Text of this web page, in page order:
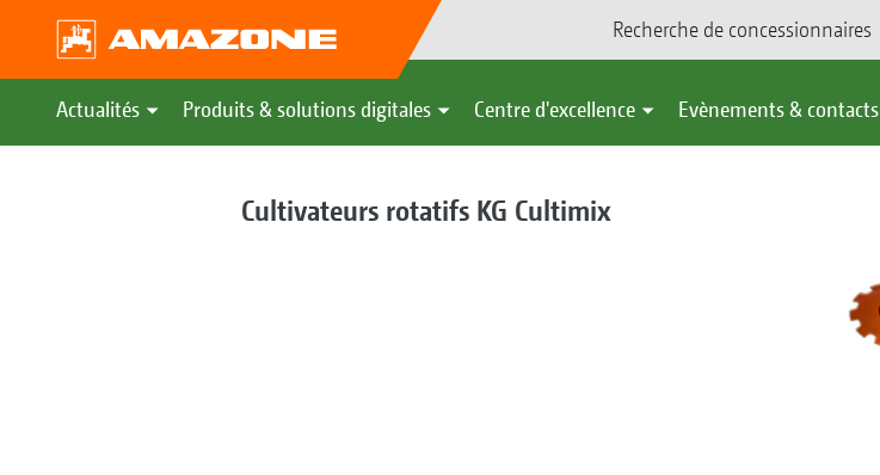
Recherche de concessionnaires
Actualités Produits & solutions digitales Centre d'excellence Evènements & contacts
Cultivateurs rotatifs KG Cultimix